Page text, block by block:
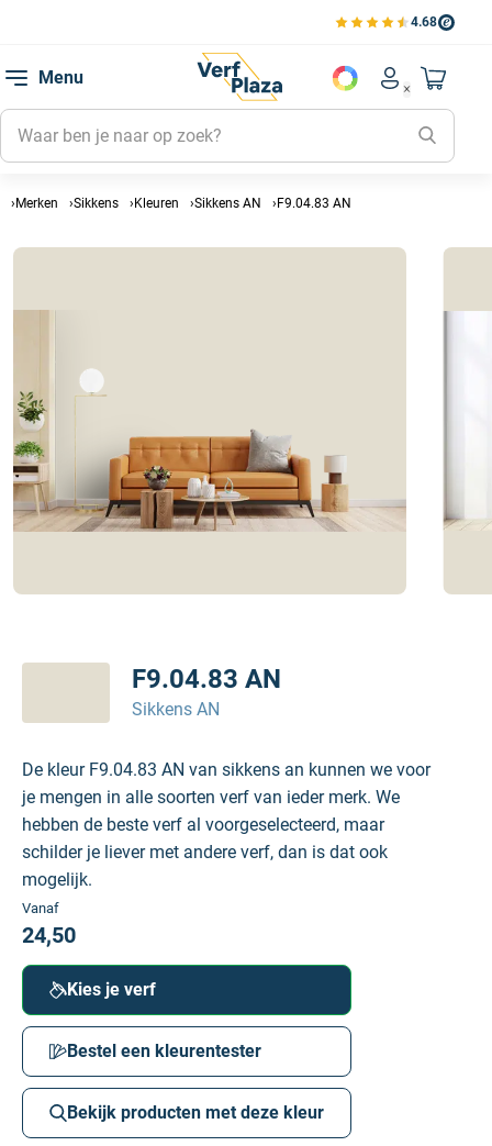
4.68
Bekijk de verfplaza
Menu
Account
Mijn
Mijn
Mijn
Naar
Merken Sikkens Kleuren Sikkens AN F9.04.83 AN
F9.04.83 AN
Sikkens AN
De kleur F9.04.83 AN van sikkens an kunnen we voor
je mengen in alle soorten verf van ieder merk. We
hebben de beste verf al voorgeselecteerd, maar
schilder je liever met andere verf, dan is dat ook
mogelijk.
Vanaf
24,50
Kies je verf
Bestel een kleurentester
Bekijk producten met deze kleur